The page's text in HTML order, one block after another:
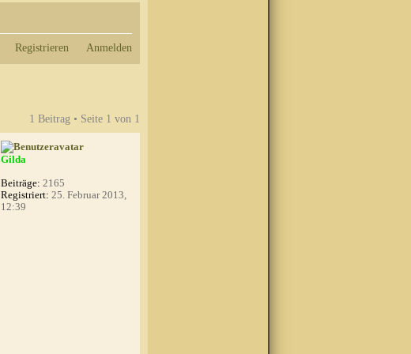
Registrieren Anmelden
1 Beitrag • Seite 1 von 1
Gilda
Beiträge: 2165
Registriert: 25. Februar 2013,
12:39